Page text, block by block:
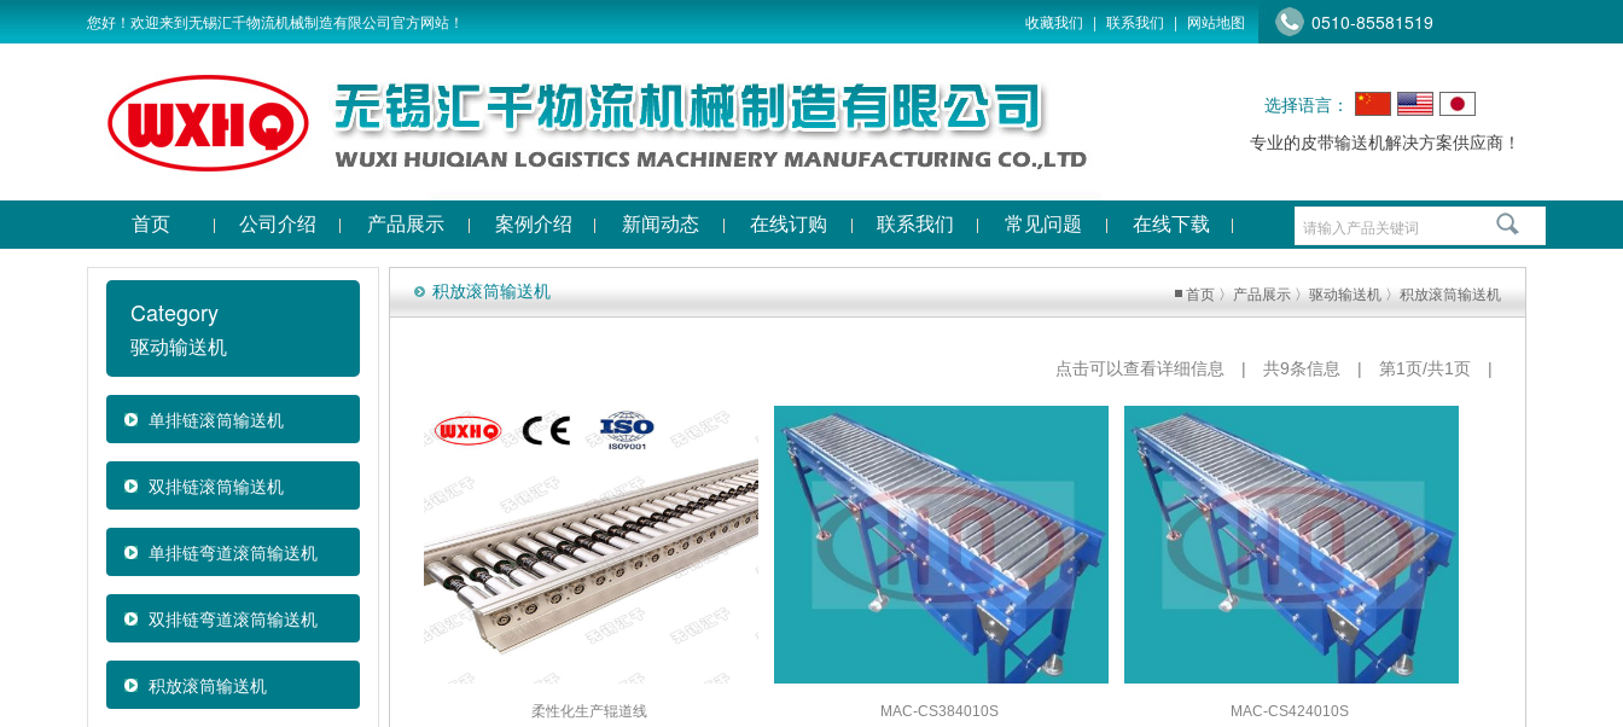
您好！欢迎来到无锡汇千物流机械制造有限公司官方网站！ 0510-85581519
收藏我们 | 联系我们 | 网站地图
选择语言：
专业的皮带输送机解决方案供应商！
首页 公司介绍 产品展示 案例介绍 新闻动态 在线订购 联系我们 常见问题 在线下载
Category
驱动输送机
单排链滚筒输送机
双排链滚筒输送机
单排链弯道滚筒输送机
双排链弯道滚筒输送机
积放滚筒输送机
积放滚筒输送机 首页 〉 产品展示 〉 驱动输送机 〉 积放滚筒输送机
点击可以查看详细信息 | 共9条信息 | 第1页/共1页 |
柔性化生产辊道线 MAC-CS384010S MAC-CS424010S